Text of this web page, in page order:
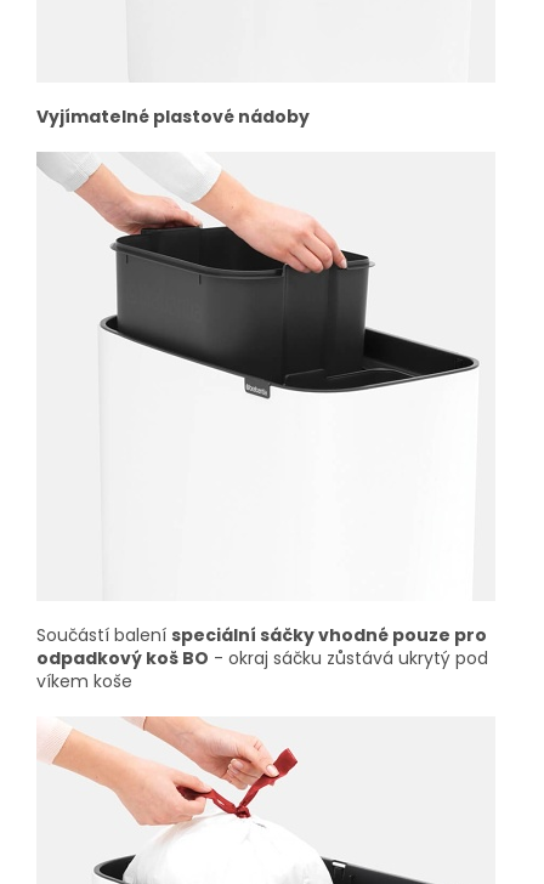
Vyjímatelné plastové nádoby
Součástí balení speciální sáčky vhodné pouze pro
odpadkový koš BO - okraj sáčku zůstává ukrytý pod
víkem koše